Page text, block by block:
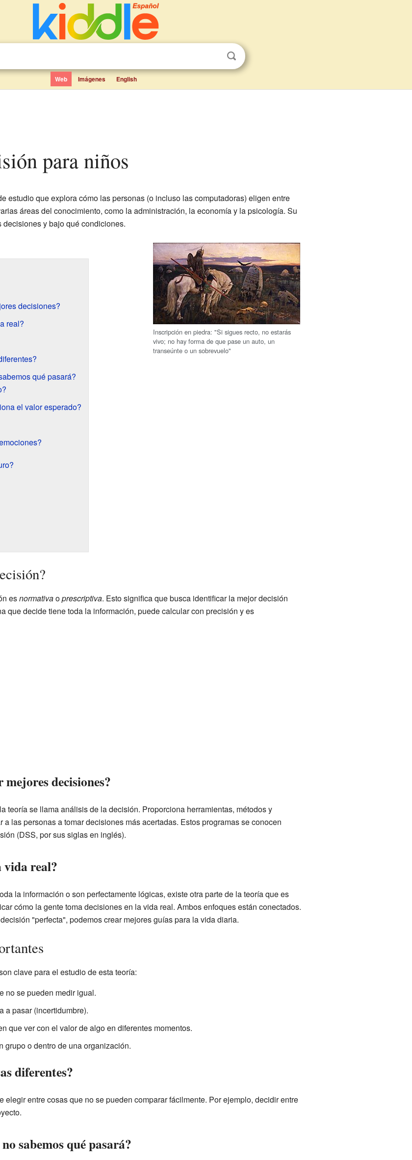
Web Imágenes English
para niños
estudio que explora cómo las personas (o incluso las computadoras) eligen entre
áreas del conocimiento, como la administración, la economía y la psicología. Su
y bajo qué condiciones.
Inscripción en piedra: "Si sigues recto, no estarás
vivo; no hay forma de que pase un auto, un
transeúnte o un sobrevuelo"
decisiones?
real?
qué pasará?
el valor esperado?
esnormativaoprescriptiva. Esto significa que busca identificar la mejor decisión
que decide tiene toda la información, puede calcular con precisión y es
decisiones?
teoría se llama análisis de la decisión. Proporciona herramientas, métodos y
las personas a tomar decisiones más acertadas. Estos programas se conocen
(DSS, por sus siglas en inglés).
vida real?
la información o son perfectamente lógicas, existe otra parte de la teoría que es
cómo la gente toma decisiones en la vida real. Ambos enfoques están conectados.
"perfecta", podemos crear mejores guías para la vida diaria.
clave para el estudio de esta teoría:
no se pueden medir igual.
a pasar (incertidumbre).
que ver con el valor de algo en diferentes momentos.
grupo o dentro de una organización.
diferentes?
elegir entre cosas que no se pueden comparar fácilmente. Por ejemplo, decidir entre
sabemos qué pasará?